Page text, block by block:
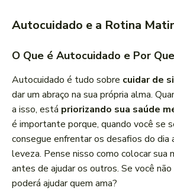
Autocuidado e a Rotina
O Que é Autocuidado e Por
Autocuidado é tudo sobre cuidar de
dar um abraço na sua própria alma.
a isso, está priorizando sua saúde
é importante porque, quando você se
consegue enfrentar os desafios do dia
leveza. Pense nisso como colocar sua
antes de ajudar os outros. Se você
poderá ajudar quem ama?